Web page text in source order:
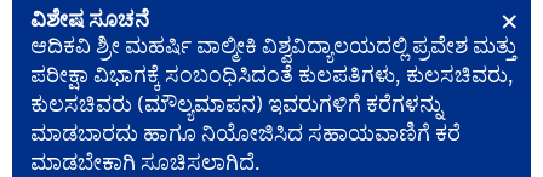
ವಿಶೇಷ ಸೂಚನೆ
ಆದಿಕವಿ ಶ್ರೀ ಮಹರ್ಷಿ ವಾಲ್ಮೀಕಿ ವಿಶ್ವವಿದ್ಯಾಲಯದಲ್ಲಿ ಪ್ರವೇಶ ಮತ್ತು
ಪರೀಕ್ಷಾ ವಿಭಾಗಕ್ಕೆ ಸಂಬಂಧಿಸಿದಂತೆ ಕುಲಪತಿಗಳು, ಕುಲಸಚಿವರು,
ಕುಲಸಚಿವರು (ಮೌಲ್ಯಮಾಪನ) ಇವರುಗಳಿಗೆ ಕರೆಗಳನ್ನು
ಮಾಡಬಾರದು ಹಾಗೂ ನಿಯೋಜಿಸಿದ ಸಹಾಯವಾಣಿಗೆ ಕರೆ
ಮಾಡಬೇಕಾಗಿ ಸೂಚಿಸಲಾಗಿದೆ.
×